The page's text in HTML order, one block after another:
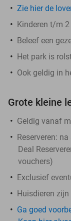
Zie hier de
Kinderen t/m
Beleef een
Het park is
Ook geldig in
Grote kleine
Geldig vanaf
Reserveren: na
Deal
vouchers)
Exclusief
Huisdieren
Ga goed